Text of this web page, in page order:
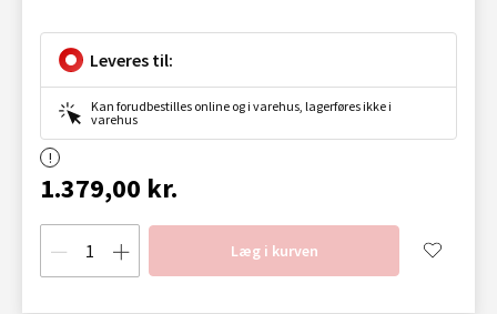
Leveres til:
Kan forudbestilles online og i varehus, lagerføres ikke i
varehus
1.379,00 kr.
Læg i kurven